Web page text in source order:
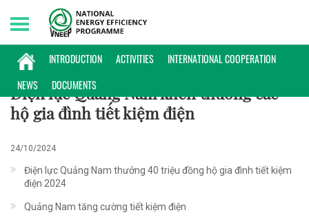
INTRODUCTION ACTIVITIES
INTERNATIONAL COOPERATION
NEWS
DOCUMENTS
Thursday, 06/08/2026 | 20:41 GMT+7
HOẠT ĐỘNG
Điện lực Quảng Nam khen thưởng các
hộ gia đình tiết kiệm điện
24/10/2024
Điện lực Quảng Nam thưởng 40 triệu đồng hộ gia đình tiết kiệm
điện 2024
Quảng Nam tăng cường tiết kiệm điện